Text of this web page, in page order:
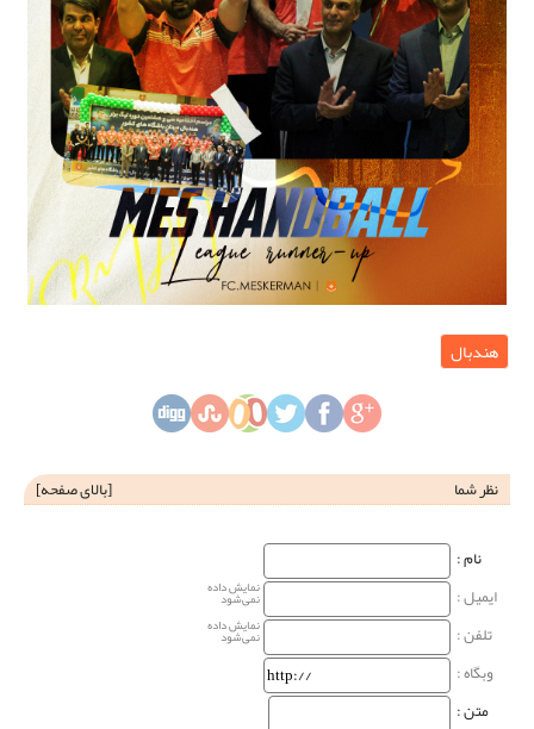
هندبال
نظر شما [بالای صفحه]
نام‌ :
ایمیل :
نمایش داده
نمی‌شود
تلفن : نمایش داده
نمی‌شود
وبگاه‌ :
متن :